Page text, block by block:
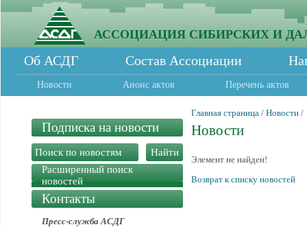
АССОЦИАЦИЯ СИБИРСКИХ И
Об АСДГ Состав Ассоциации
Новости Анонс актов Перечень актов
Подписка на новости
Расширенный поиск
новостей
Контакты
Пресс-служба АСДГ
Главная страница / Новости /
Новости
Элемент не найден!
Возврат к списку новостей